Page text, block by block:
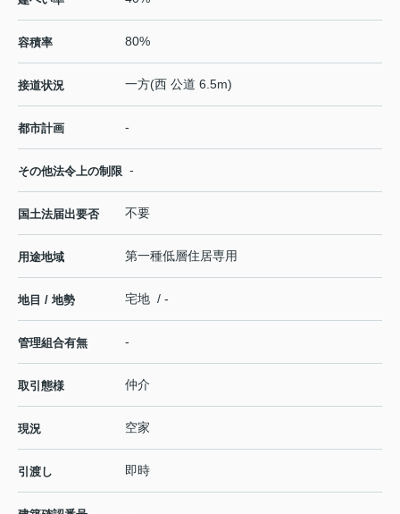
容積率 80%
接道状況 一方(西 公道 6.5m)
都市計画 -
その他法令上の制限 -
国土法届出要否 不要
用途地域 第一種低層住居専用
地目 / 地勢 宅地 / -
管理組合有無 -
取引態様 仲介
現況 空家
引渡し 即時